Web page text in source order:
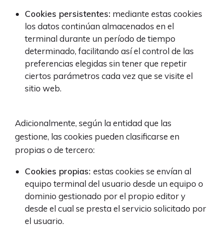
Cookies persistentes: mediante estas cookies
los datos continúan almacenados en el
terminal durante un período de tiempo
determinado, facilitando así el control de las
preferencias elegidas sin tener que repetir
ciertos parámetros cada vez que se visite el
sitio web.
Adicionalmente, según la entidad que las
gestione, las cookies pueden clasificarse en
propias o de tercero:
Cookies propias: estas cookies se envían al
equipo terminal del usuario desde un equipo o
dominio gestionado por el propio editor y
desde el cual se presta el servicio solicitado por
el usuario.